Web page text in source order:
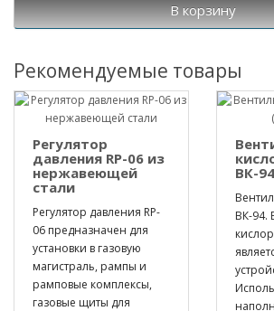
В корзину
Рекомендуемые товары
Регулятор
давления RP-06 из
нержавеющей
стали
Регулятор давления RP-
06 предназначен для
установки в газовую
магистраль, рампы и
рамповые комплексы,
газовые щиты для
ВК-
ВК-94.